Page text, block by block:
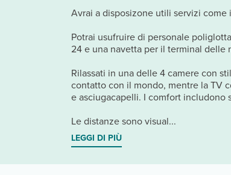
Avrai a disposizone utili servizi
Potrai usufruire di personale
24 e una navetta per il terminal delle
Rilassati in una delle 4 camere con
contatto con il mondo, mentre la TV
e asciugacapelli. I comfort includono
Le distanze sono visual...
LEGGI DI PIÙ